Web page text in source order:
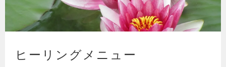
ヒーリングメニュー